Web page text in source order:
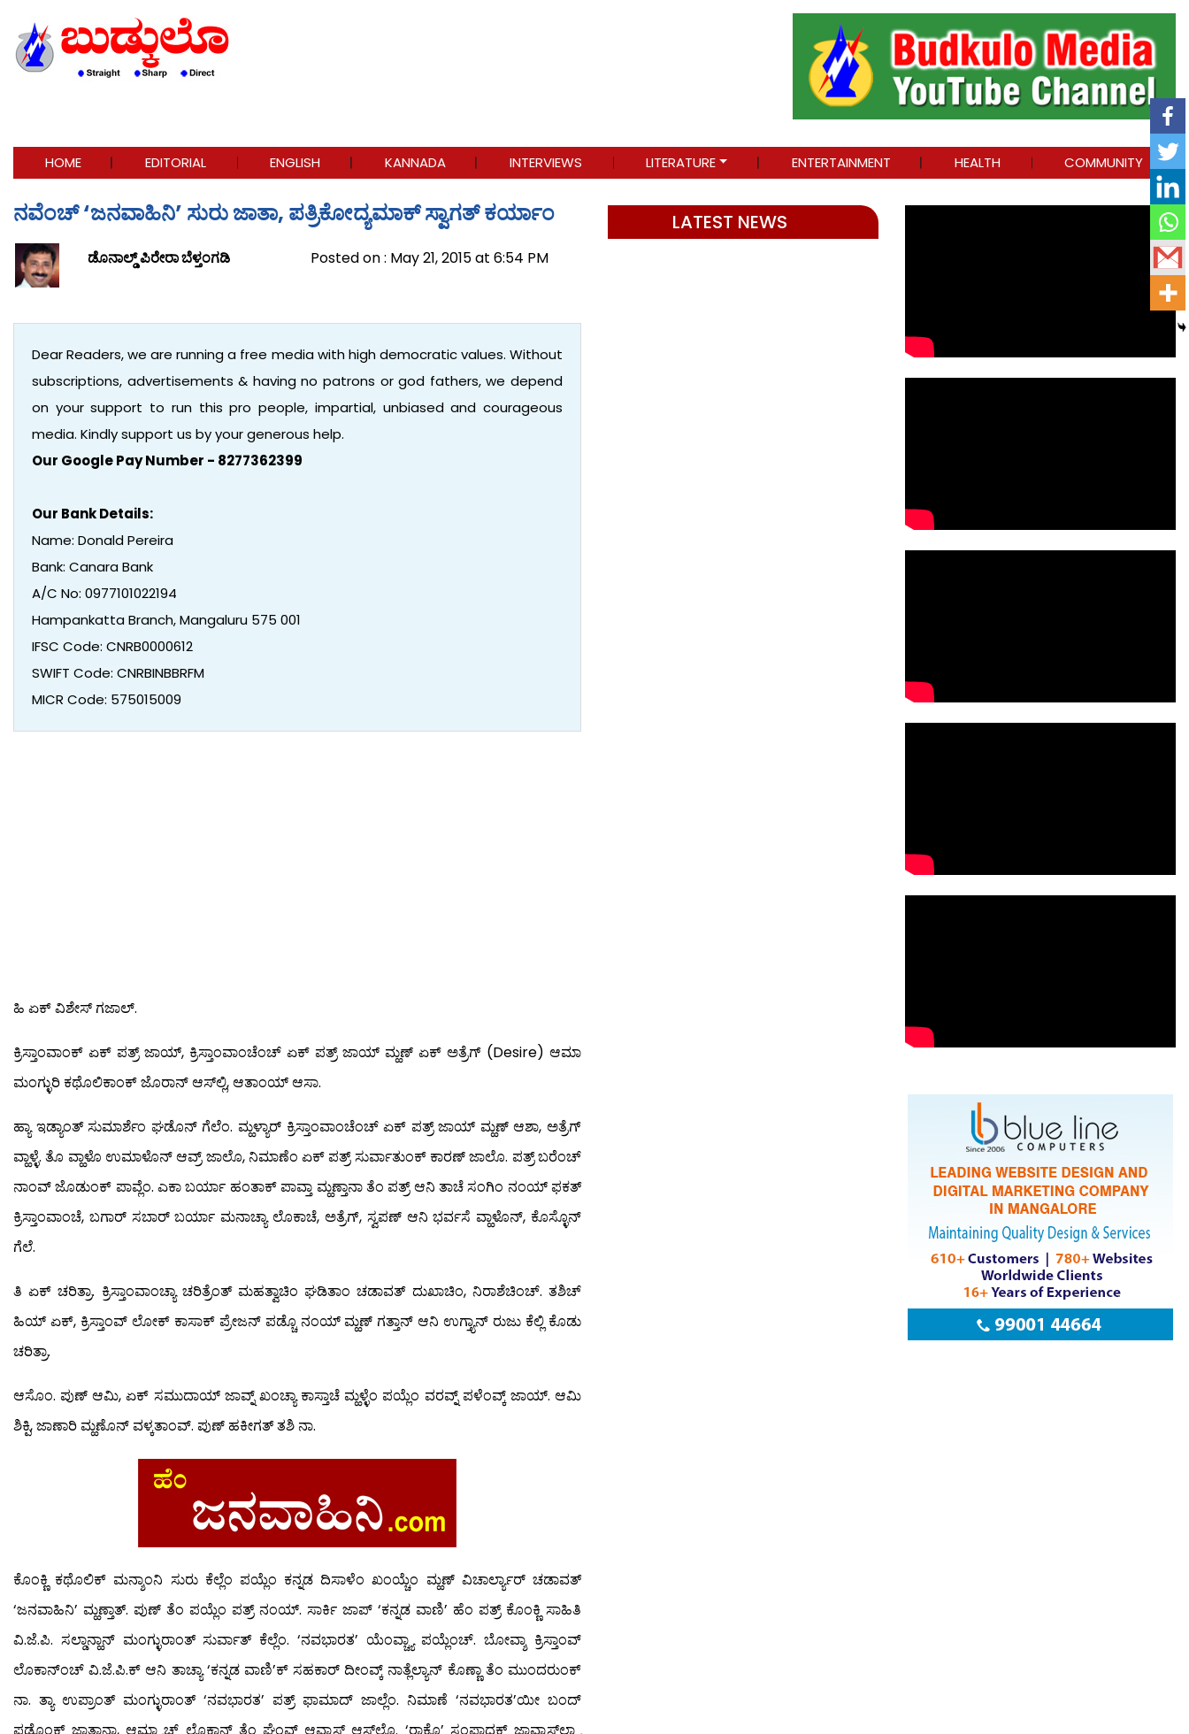
HOME EDITORIAL ENGLISH KANNADA INTERVIEWS LITERATURE ENTERTAINMENT HEALTH COMMUNITY
ನವೆಂಚ್ ‘ಜನವಾಹಿನಿ’ ಸುರು ಜಾತಾ, ಪತ್ರಿಕೋದ್ಯಮಾಕ್ ಸ್ವಾಗತ್ ಕರ್ಯಾಂ
ಡೊನಾಲ್ಡ್ ಪಿರೇರಾ ಬೆಳ್ತಂಗಡಿ Posted on : May 21, 2015 at 6:54 PM
Dear Readers, we are running a free media with high democratic values. Without
subscriptions, advertisements & having no patrons or god fathers, we depend
on your support to run this pro people, impartial, unbiased and courageous
media. Kindly support us by your generous help.
Our Google Pay Number - 8277362399
Our Bank Details:
Name: Donald Pereira
Bank: Canara Bank
A/C No: 0977101022194
Hampankatta Branch, Mangaluru 575 001
IFSC Code: CNRB0000612
SWIFT Code: CNRBINBBRFM
MICR Code: 575015009
ಹಿ ಏಕ್ ವಿಶೇಸ್ ಗಜಾಲ್.
ಕ್ರಿಸ್ತಾಂವಾಂಕ್ ಏಕ್ ಪತ್ರ್ ಜಾಯ್, ಕ್ರಿಸ್ತಾಂವಾಂಚೆಂಚ್ ಏಕ್ ಪತ್ರ್ ಜಾಯ್ ಮ್ಹಣ್ ಏಕ್ ಅತ್ರೆಗ್ (Desire) ಆಮಾ
ಮಂಗ್ಳುರಿ ಕಥೊಲಿಕಾಂಕ್ ಜೊರಾನ್ ಆಸ್‍ಲ್ಲಿ, ಆತಾಂಯ್ ಆಸಾ.
ಹ್ಯಾ ಇಡ್ಯಾಂತ್ ಸುಮಾರ್ಶೆಂ ಘಡೊನ್ ಗೆಲೆಂ. ಮ್ಹಳ್ಯಾರ್ ಕ್ರಿಸ್ತಾಂವಾಂಚೆಂಚ್ ಏಕ್ ಪತ್ರ್ ಜಾಯ್ ಮ್ಹಣ್ ಆಶಾ, ಅತ್ರೆಗ್
ವ್ಹಾಳ್ಳೆ. ತೊ ವ್ಹಾಳೊ ಉಮಾಳೊನ್ ಆವ್ರ್ ಜಾಲೊ, ನಿಮಾಣೆಂ ಏಕ್ ಪತ್ರ್ ಸುರ್ವಾತುಂಕ್ ಕಾರಣ್ ಜಾಲೊ. ಪತ್ರ್ ಬರೆಂಚ್
ನಾಂವ್ ಜೊಡುಂಕ್ ಪಾವ್ಲೆಂ. ಎಕಾ ಬರ್ಯಾ ಹಂತಾಕ್ ಪಾವ್ತಾ ಮ್ಹಣ್ತಾನಾ ತೆಂ ಪತ್ರ್ ಆನಿ ತಾಚೆ ಸಂಗಿಂ ನಂಯ್ ಫಕತ್
ಕ್ರಿಸ್ತಾಂವಾಂಚೆ, ಬಗಾರ್ ಸಬಾರ್ ಬರ್ಯಾ ಮನಾಚ್ಯಾ ಲೊಕಾಚೆ, ಅತ್ರೆಗ್, ಸ್ವಪಣ್ ಆನಿ ಭರ್ವಸೆ ವ್ಹಾಳೊನ್, ಕೊಸ್ಳೊನ್
ಗೆಲೆ.
ತಿ ಏಕ್ ಚರಿತ್ರಾ. ಕ್ರಿಸ್ತಾಂವಾಂಚ್ಯಾ ಚರಿತ್ರೆಂತ್ ಮಹತ್ವಾಚಿಂ ಘಡಿತಾಂ ಚಡಾವತ್ ದುಖಾಚಿಂ, ನಿರಾಶೆಚಿಂಚ್. ತಶಿಚ್
ಹಿಯ್ ಏಕ್, ಕ್ರಿಸ್ತಾಂವ್ ಲೋಕ್ ಕಾಸಾಕ್ ಪ್ರೇಜನ್ ಪಡ್ಚೊ ನಂಯ್ ಮ್ಹಣ್ ಗತ್ತಾನ್ ಆನಿ ಉಗ್ತ್ಯಾನ್ ರುಜು ಕೆಲ್ಲಿ ಕೊಡು
ಚರಿತ್ರಾ.
ಆಸೊಂ. ಪುಣ್ ಆಮಿ, ಏಕ್ ಸಮುದಾಯ್ ಜಾವ್ನ್ ಖಂಚ್ಯಾ ಕಾಸ್ತಾಚೆ ಮ್ಹಳ್ಳೆಂ ಪಯ್ಲೆಂ ವರವ್ನ್ ಪಳೆಂವ್ಕ್ ಜಾಯ್. ಆಮಿ
ಶಿಕ್ಪಿ, ಜಾಣಾರಿ ಮ್ಹಣೊನ್ ವಳ್ಕತಾಂವ್. ಪುಣ್ ಹಕೀಗತ್ ತಶಿ ನಾ.
ಕೊಂಕ್ಣಿ ಕಥೊಲಿಕ್ ಮನ್ಶಾಂನಿ ಸುರು ಕೆಲ್ಲೆಂ ಪಯ್ಲೆಂ ಕನ್ನಡ ದಿಸಾಳೆಂ ಖಂಯ್ಚೆಂ ಮ್ಹಣ್ ವಿಚಾರ್ಲ್ಯಾರ್ ಚಡಾವತ್
‘ಜನವಾಹಿನಿ’ ಮ್ಹಣ್ತಾತ್. ಪುಣ್ ತೆಂ ಪಯ್ಲೆಂ ಪತ್ರ್ ನಂಯ್. ಸಾರ್ಕಿ ಜಾಪ್ ‘ಕನ್ನಡ ವಾಣಿ’ ಹೆಂ ಪತ್ರ್ ಕೊಂಕ್ಣಿ ಸಾಹಿತಿ
ವಿ.ಜೆ.ಪಿ. ಸಲ್ಡಾನ್ಹಾನ್ ಮಂಗ್ಳುರಾಂತ್ ಸುರ್ವಾತ್ ಕೆಲ್ಲೆಂ. ‘ನವಭಾರತ’ ಯೆಂವ್ಚ್ಯಾ ಪಯ್ಲೆಂಚ್. ಬೋವ್ಶಾ ಕ್ರಿಸ್ತಾಂವ್
ಲೊಕಾನ್‍ಂಚ್ ವಿ.ಜೆ.ಪಿ.ಕ್ ಆನಿ ತಾಚ್ಯಾ ‘ಕನ್ನಡ ವಾಣಿ’ಕ್ ಸಹಕಾರ್ ದೀಂವ್ಕ್ ನಾತ್ಲೆಲ್ಯಾನ್ ಕೊಣ್ಣಾ ತೆಂ ಮುಂದರುಂಕ್
ನಾ. ತ್ಯಾ ಉಪ್ರಾಂತ್ ಮಂಗ್ಳುರಾಂತ್ ‘ನವಭಾರತ’ ಪತ್ರ್ ಫಾಮಾದ್ ಜಾಲ್ಲೆಂ. ನಿಮಾಣೆ ‘ನವಭಾರತ’ಯೀ ಬಂದ್
ಪಡೊಂಕ್ ಜಾತಾನಾ, ಆಮ್ಚ್ಯಾಚ್ ಲೊಕಾನ್ ತೆಂ ಘೆಂವ್ಕ್ ಆವ್ಕಾಸ್ ಆಸ್‍ಲ್ಲೊ. ‘ರಾಕ್ಣೊ’ ಸಂಪಾದಕ್ ಜಾವ್ನಾಸ್‍ಲ್ಲ್ಯಾ
LATEST NEWS